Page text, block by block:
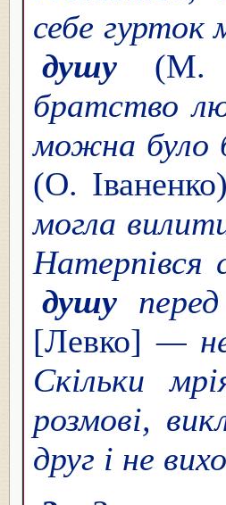
себе гурток
душу
(М.
братство
можна було
(О.
могла
Натерпівся
душу
[Левко]—
Скільки
розмові,
друг і не